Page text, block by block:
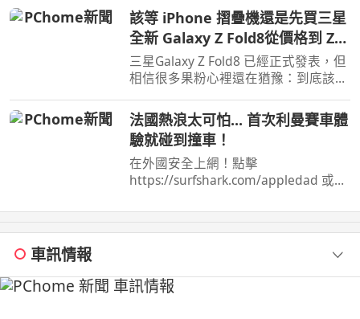
號 062985552 ...
該等 iPhone 摺疊機還是先買三星
全新 Galaxy Z Fold8從價格到 Z
Fold8 開箱上手分析
三星Galaxy Z Fold8 已經正式發表，但
相信很多果粉心裡還在猶豫：到底該現
摺疊機 在這部 ...
法國熱浪太可怕... 首次利曼賽車體
驗就碰到撞車！
在外國安全上網！點擊
https://surfshark.com/appledad 或用
Surfshark 服務！
車訊情報